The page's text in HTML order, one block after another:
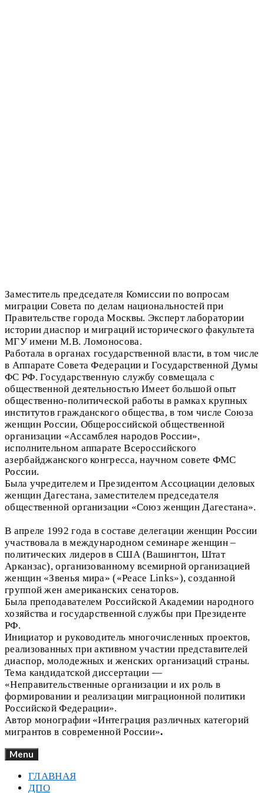
Заместитель председателя Комиссии по вопросам
миграции Совета по делам национальностей при
Правительстве города Москвы. Эксперт лаборатории
истории диаспор и миграций исторического факультета
МГУ имени М.В. Ломоносова.
Работала в органах государственной власти, в том числе
в Аппарате Совета Федерации и Государственной Думы
ФС РФ. Государственную службу совмещала с
общественной деятельностью Имеет большой опыт
общественно-политической работы в рамках крупных
институтов гражданского общества, в том числе Союза
женщин России, Общероссийской общественной
организации «Ассамблея народов России»,
исполнительном аппарате Всероссийского
азербайджанского конгресса, научном совете ФМС
России.
Была учредителем и Президентом Ассоциации деловых
женщин Дагестана, заместителем председателя
общественной организации «Союз женщин Дагестана».
В апреле 1992 года в составе делегации женщин России
участвовала в международном семинаре женщин –
политических лидеров в США (Вашингтон, Штат
Арканзас), организованному всемирной организацией
женщин «Звенья мира» («Peace Links»), созданной
группой жен американских сенаторов.
Была преподавателем Российской Академии народного
хозяйства и государственной службы при Президенте
РФ.
Инициатор и руководитель многочисленных проектов,
реализованных при активном участии представителей
диаспор, молодежных и женских организаций страны.
Тема кандидатской диссертации —
«Неправительственные организации и их роль в
формировании и реализации миграционной политики
Российской Федерации».
Автор монографии «Интеграция различных категорий
мигрантов в современной России».
Menu
ГЛАВНАЯ
ДПО